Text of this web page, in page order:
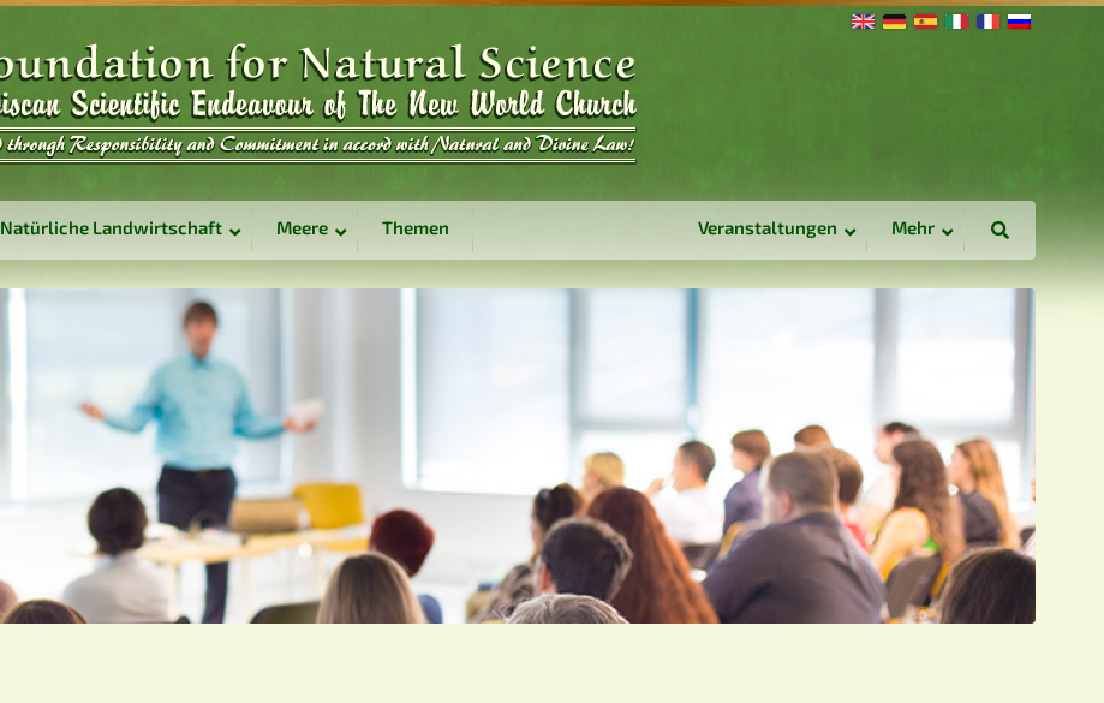
Natürliche Landwirtschaft Meere Themen Veranstaltungen Mehr